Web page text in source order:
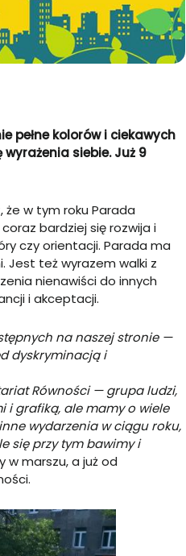
pełne kolorów i ciekawych
siebie. Już 9
że w tym roku Parada
bardziej się rozwija i
czy orientacji. Parada ma
Jest też wyrazem walki z
nienawiści do innych
i akceptacji.
na naszej stronie —
dyskryminacją i
Równości — grupa ludzi,
i grafiką, ale mamy o wiele
wydarzenia w ciągu roku,
się przy tym bawimy i
w marszu, a już od